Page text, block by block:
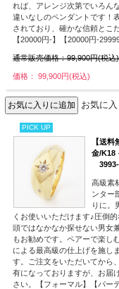
れば、アレンジ次第でいろん
違いなしのペンダントです！
されており、確かな信頼とこ
【20000円-】【20000円-29999
通常販売価格：99,900円(税込)
価格： 99,900円(税込)
お気に
PICK UP
【送
金/K18
3993-
高級素
ンター
りに。
くお使いいただけます♪圧倒
頭ではなかなか探せない男女
もお勧めです。ペアーで楽し
による最高級の仕上げを施し
す。ご注文をいただいてから
有になっておりますが、お届
さい。【フォーマル】【パー